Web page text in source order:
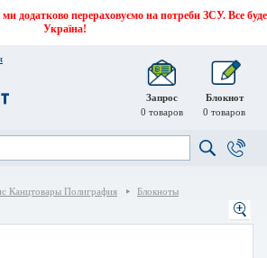
додатково перераховуємо на потреби ЗСУ. Все буде
Україна!
Запрос
0 товаров
Блокнот
0 товаров
Канцтовары Полиграфия
Блокноты